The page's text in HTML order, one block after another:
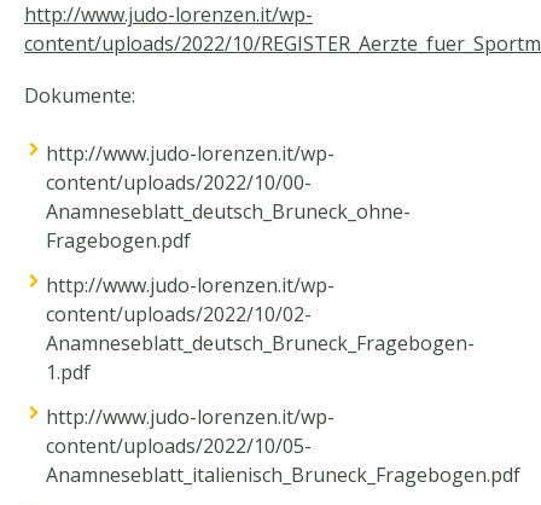
http://www.judo-lorenzen.it/wp-
content/uploads/2022/10/
Dokumente:
http://www.judo-lorenzen.it/wp-
content/uploads/2022/10/00-
Anamneseblatt_deutsch_Bruneck_ohne-
Fragebogen.pdf
http://www.judo-lorenzen.it/wp-
content/uploads/2022/10/02-
Anamneseblatt_deutsch_Bruneck_Fragebogen-
1.pdf
http://www.judo-lorenzen.it/wp-
content/uploads/2022/10/05-
Anamneseblatt_italienisch_Bruneck_Fragebogen.pdf